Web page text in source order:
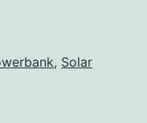
, Solar